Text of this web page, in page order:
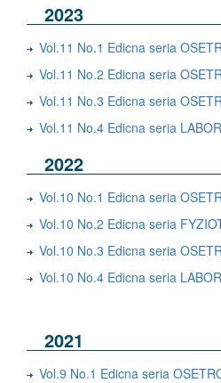
2023
Vol.11 No.1 Edicna seria
Vol.11 No.2 Edicna seria
Vol.11 No.3 Edicna seria
Vol.11 No.4 Edicna seria
2022
Vol.10 No.1 Edicna seria
Vol.10 No.2 Edicna seria
Vol.10 No.3 Edicna seria
Vol.10 No.4 Edicna seria
2021
Vol.9 No.1 Edicna seria